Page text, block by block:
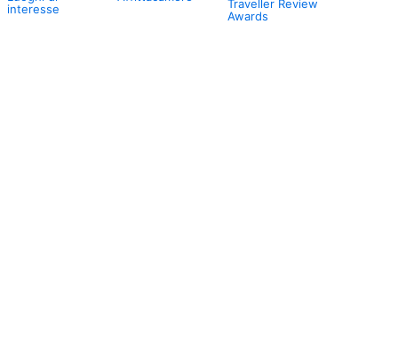
interesse
Traveller Review
Awards